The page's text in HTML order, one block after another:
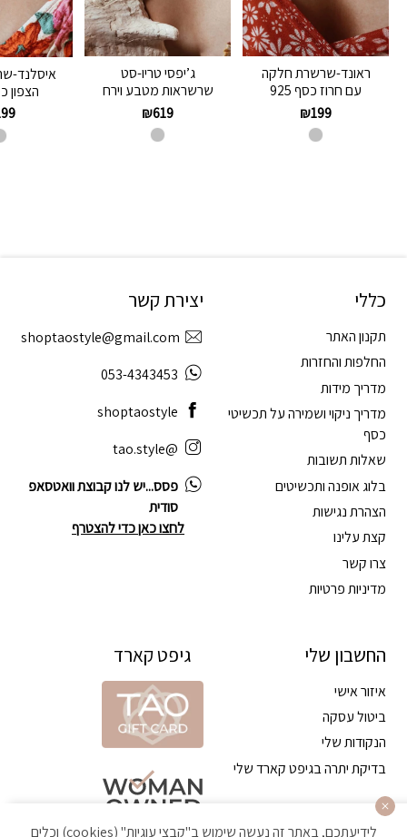
ראונד-שרשרת חלקה
עם חרוז כסף 925
₪199
ג’יפסי טריו-סט
שרשראות מטבע וירח
₪619
איסלנד-
הצפון
כללי
תקנון האתר
החלפות והחזרות
מדריך מידות
מדריך ניקוי ושמירה על תכשיטי
כסף
שאלות תשובות
בלוג אופנה ותכשיטים
הצהרת נגישות
קצת עלינו
צרו קשר
מדיניות פרטיות
החשבון שלי
איזור אישי
ביטול עסקה
הנקודות שלי
בדיקת יתרה בגיפט קארד שלי
יצירת קשר
shoptaostyle@gmail.com
053-4343453
shoptaostyle
@tao.style
פסס...יש לנו קבוצת וואטסאפ
סודית
לחצו כאן כדי להצטרף
גיפט קארד
לידיעתכם, באתר זה נעשה שימוש ב"קבצי עוגיות" (cookies) וכלים